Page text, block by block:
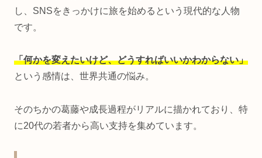
し、SNSをきっかけに旅を始めるという現代的な人物
です。
「何かを変えたいけど、どうすればいいかわからない」
という感情は、世界共通の悩み。
そのちかの葛藤や成長過程がリアルに描かれており、特
に20代の若者から高い支持を集めています。